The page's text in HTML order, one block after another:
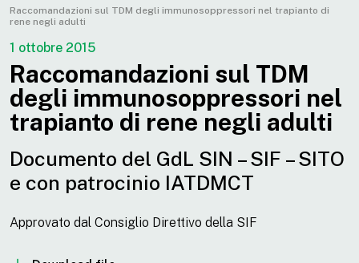
Raccomandazioni sul TDM degli immunosoppressori nel trapianto di
rene negli adulti
1 ottobre 2015
Raccomandazioni sul TDM
degli immunosoppressori nel
trapianto di rene negli adulti
Documento del GdL SIN – SIF – SITO
e con patrocinio IATDMCT
Approvato dal Consiglio Direttivo della SIF